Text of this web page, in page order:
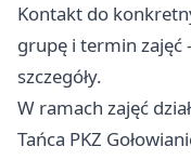
Kontakt do
grupę i termin
szczegóły.
W ramach zajęć
Tańca PKZ